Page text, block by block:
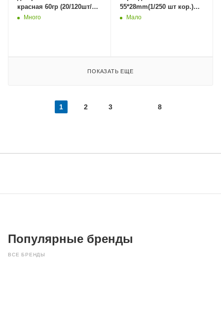
красная 60гр (20/120шт/
кор)MaxiTool
Много
55*28mm(1/250 шт кор.)
MaxiTool (250)
Мало
ПОКАЗАТЬ ЕЩЕ
1 2 3 8
Популярные бренды
ВСЕ БРЕНДЫ